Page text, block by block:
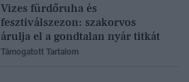
Vizes fürdőruha és
fesztiválszezon: szakorvos
árulja el a gondtalan nyár titkát
Támogatott Tartalom